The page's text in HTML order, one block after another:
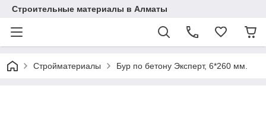
Строительные материалы в Алматы
Стройматериалы Бур по бетону Эксперт, 6*260 мм.